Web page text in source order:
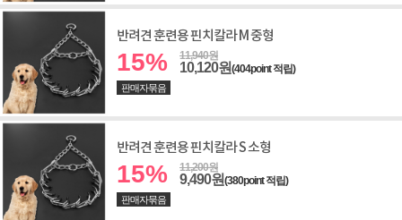
반려견 훈련용 핀치칼라 M 중형
15% 11,940원
10,120원(404point 적립)
판매자묶음
반려견 훈련용 핀치칼라 S 소형
15% 11,200원
9,490원(380point 적립)
판매자묶음